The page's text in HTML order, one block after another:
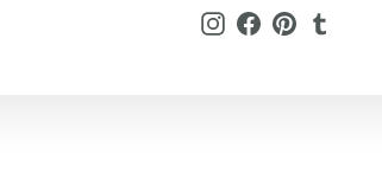
Instagram
Facebook
Pinterest